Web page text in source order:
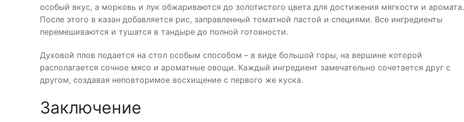
особый вкус, а морковь и лук обжариваются до золотистого цвета для достижения мягкости и аромата.
После этого в казан добавляется рис, заправленный томатной пастой и специями. Все ингредиенты
перемешиваются и тушатся в тандыре до полной готовности.
Духовой плов подается на стол особым способом – в виде большой горы, на вершине которой
располагается сочное мясо и ароматные овощи. Каждый ингредиент замечательно сочетается друг с
другом, создавая неповторимое восхищение с первого же куска.
Заключение